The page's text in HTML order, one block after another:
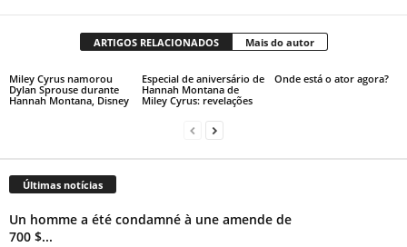
ARTIGOS RELACIONADOS Mais do autor
Miley Cyrus namorou
Dylan Sprouse durante
Hannah Montana, Disney
Especial de aniversário de
Hannah Montana de
Miley Cyrus: revelações
Onde está o ator agora?
Últimas notícias
Un homme a été condamné à une amende de
700 $...